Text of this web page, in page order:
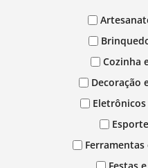
Cozinha
Decoração